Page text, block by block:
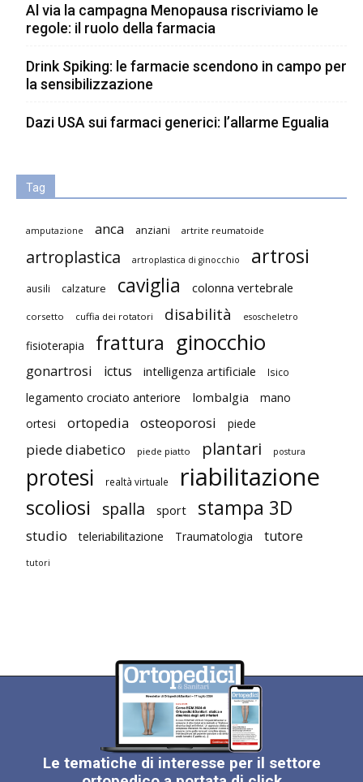
Al via la campagna Menopausa riscriviamo le
regole: il ruolo della farmacia
Drink Spiking: le farmacie scendono in campo per
la sensibilizzazione
Dazi USA sui farmaci generici: l’allarme Egualia
Tag
amputazione anca anziani artrite reumatoide
artroplastica artroplastica di ginocchio artrosi
ausili calzature caviglia colonna vertebrale
corsetto cuffia dei rotatori disabilità esoscheletro
fisioterapia frattura ginocchio
gonartrosi ictus intelligenza artificiale Isico
legamento crociato anteriore lombalgia
mano
ortesi
ortopedia osteoporosi piede
piede diabetico piede piatto plantari postura
protesi realtà virtuale riabilitazione
scoliosi spalla sport stampa 3D
studio teleriabilitazione Traumatologia tutore
tutori
Le tematiche di interesse per il settore